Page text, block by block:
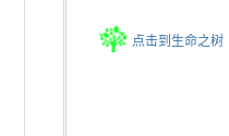
点击到生命之树